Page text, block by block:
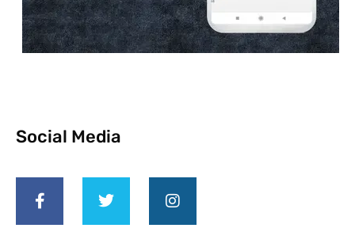
Social Media